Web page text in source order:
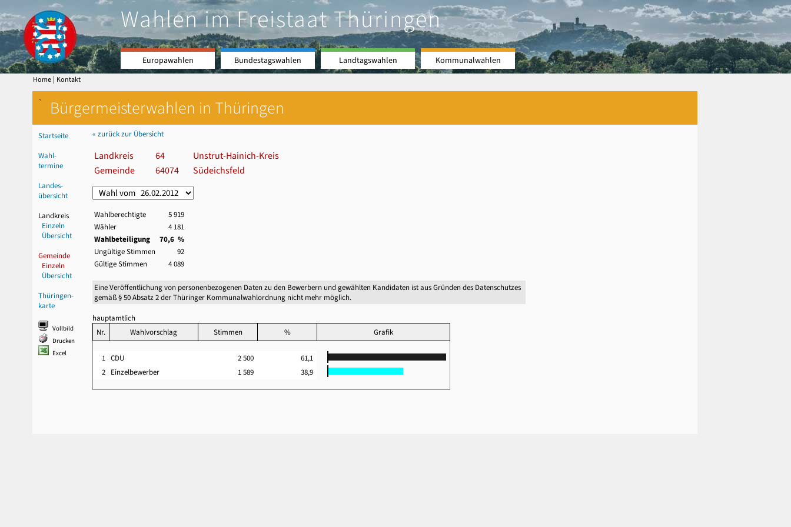
Wahlen im Freistaat Thüringen
Europawahlen Bundestagswahlen Landtagswahlen Kommunalwahlen
Home | Kontakt
` Bürgermeisterwahlen in Thüringen
Startseite
Wahl-
termine
Landes-
übersicht
Landkreis
Einzeln
Übersicht
Gemeinde
Einzeln
Übersicht
Thüringen-
karte
Vollbild
Drucken
Excel
« zurück zur Übersicht
Landkreis 64
Unstrut-Hainich-Kreis
Gemeinde
64074 Südeichsfeld
Wahlberechtigte
5 919
Wähler
4 181
Wahlbeteiligung
70,6 %
Ungültige Stimmen
92
Gültige Stimmen
4 089
Eine Veröffentlichung von personenbezogenen Daten zu den Bewerbern und gewählten Kandidaten ist aus Gründen des Datenschutzes
gemäß § 50 Absatz 2 der Thüringer Kommunalwahlordnung nicht mehr möglich.
hauptamtlich
Nr.
Wahlvorschlag Stimmen % Grafik
1 CDU 2 500
61,1
2 Einzelbewerber 1 589 38,9